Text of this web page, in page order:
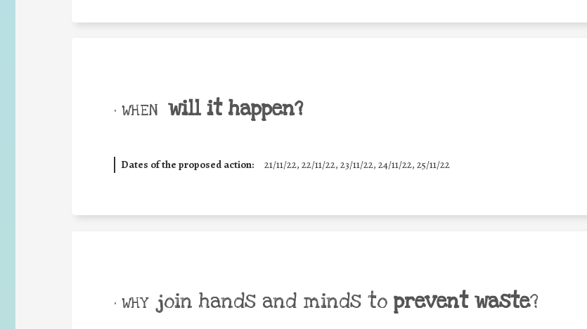
• WHEN will it happen?
Dates of the proposed action: 21/11/22, 22/11/22, 23/11/22, 24/11/22, 25/11/22
• WHY join hands and minds to prevent waste?